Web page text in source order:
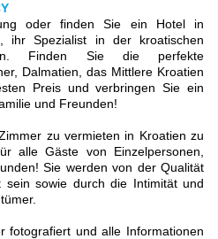
oder finden Sie ein Hotel in
ihr Spezialist in der kroatischen
Finden Sie die perfekte
Dalmatien, das Mittlere Kroatien
Preis und verbringen Sie ein
und Freunden!
zu vermieten in Kroatien zu
alle Gäste von Einzelpersonen,
Sie werden von der Qualität
sein sowie durch die Intimität und
fotografiert und alle Informationen